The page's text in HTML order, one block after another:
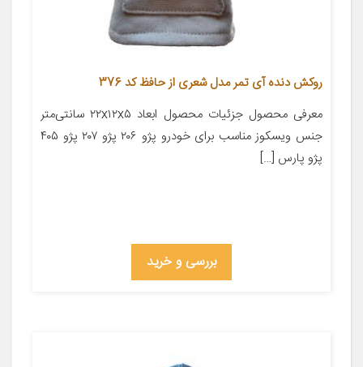
روکش دنده آی تمر مدل شعری از حافظ کد 376
معرفی محصول جزئیات محصول ابعاد ۲۲x۱۲x۵ سانتی‌متر
جنس ویسکوز مناسب برای خودرو پژو ۲۰۶ پژو ۲۰۷ پژو ۴۰۵
پژو پارس […]
بررسی و خرید